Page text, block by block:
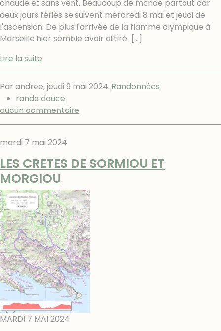
chaude et sans vent. Beaucoup de monde partout car
deux jours fériés se suivent mercredi 8 mai et jeudi de
l'ascension. De plus l'arrivée de la flamme olympique à
Marseille hier semble avoir attiré
[…]
Lire la suite
Par andree,jeudi 9 mai 2024. Randonnées
rando douce
aucun commentaire
mardi 7 mai 2024
LES CRETES DE SORMIOU ET
MORGIOU
MARDI 7 MAI 2024